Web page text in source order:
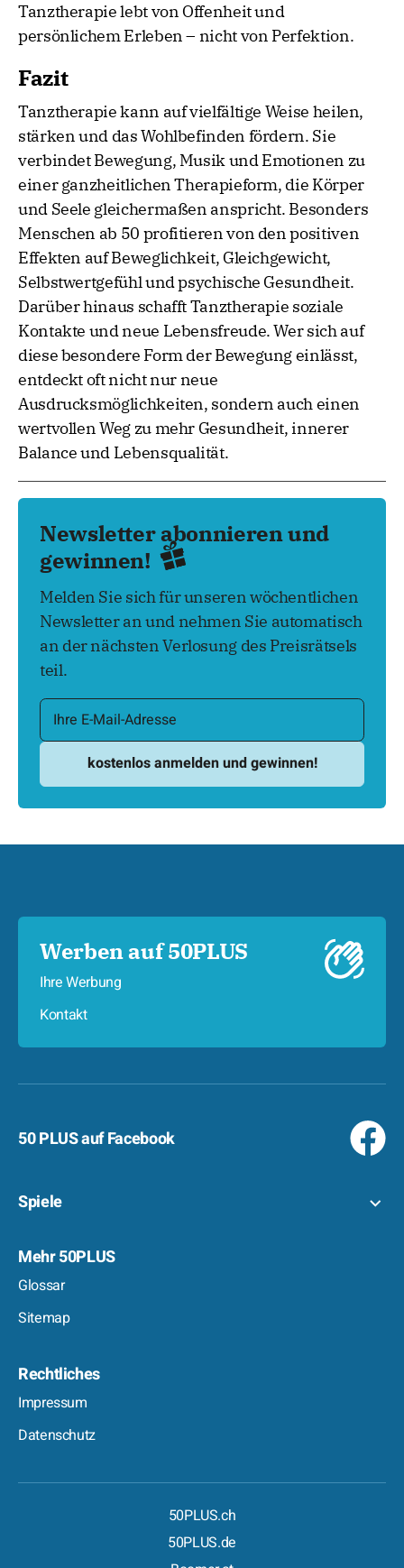
Tanztherapie lebt von Offenheit und
persönlichem Erleben – nicht von Perfektion.
Fazit
Tanztherapie kann auf vielfältige Weise heilen,
stärken und das Wohlbefinden fördern. Sie
verbindet Bewegung, Musik und Emotionen zu
einer ganzheitlichen Therapieform, die Körper
und Seele gleichermaßen anspricht. Besonders
Menschen ab 50 profitieren von den positiven
Effekten auf Beweglichkeit, Gleichgewicht,
Selbstwertgefühl und psychische Gesundheit.
Darüber hinaus schafft Tanztherapie soziale
Kontakte und neue Lebensfreude. Wer sich auf
diese besondere Form der Bewegung einlässt,
entdeckt oft nicht nur neue
Ausdrucksmöglichkeiten, sondern auch einen
wertvollen Weg zu mehr Gesundheit, innerer
Balance und Lebensqualität.
Newsletter abonnieren und
gewinnen!
Melden Sie sich für unseren wöchentlichen
Newsletter an und nehmen Sie automatisch
an der nächsten Verlosung des Preisrätsels
teil.
Werben auf 50PLUS
Ihre Werbung
Kontakt
50 PLUS auf Facebook
Spiele
Mehr 50PLUS
Glossar
Sitemap
Rechtliches
Impressum
Datenschutz
50PLUS.ch
50PLUS.de